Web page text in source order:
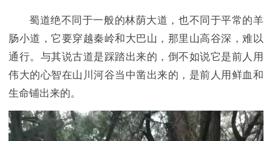
蜀道绝不同于一般的林荫大道，也不同于平常的羊
肠小道，它要穿越秦岭和大巴山，那里山高谷深，难以
通行。与其说古道是踩踏出来的，倒不如说它是前人用
伟大的心智在山川河谷当中凿出来的，是前人用鲜血和
生命铺出来的。